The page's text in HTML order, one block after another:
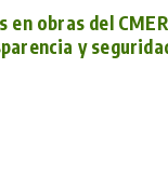
en obras del
y